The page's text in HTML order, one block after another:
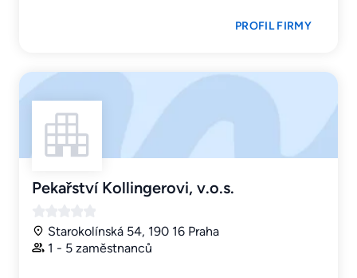
PROFIL FIRMY
Pekařství Kollingerovi, v.o.s.
Starokolínská 54, 190 16 Praha
1 - 5 zaměstnanců